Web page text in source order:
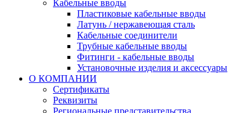
Кабельные вводы
Пластиковые кабельные вводы
Латунь / нержавеющая сталь
Кабельные соединители
Трубные кабельные вводы
Фитинги - кабельные вводы
Установочные изделия и аксессуары
О КОМПАНИИ
Сертификаты
Реквизиты
Региональные представительства